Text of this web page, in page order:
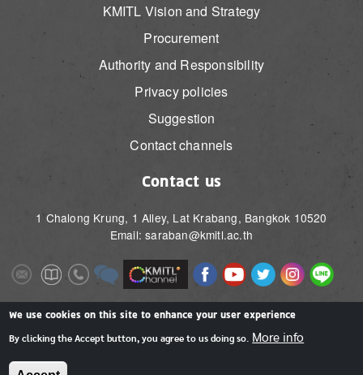
KMITL Vision and Strategy
Procurement
Authority and Responsibility
Privacy policies
Suggestion
Contact channels
Contact us
1 Chalong Krung, 1 Alley, Lat Krabang, Bangkok 10520
Email: saraban@kmitl.ac.th
ImageImageImageImage Image ImageImageImageImageImage
Image Image
We use cookies on this site to enhance your user experience
By clicking the Accept button, you agree to us doing so. More info